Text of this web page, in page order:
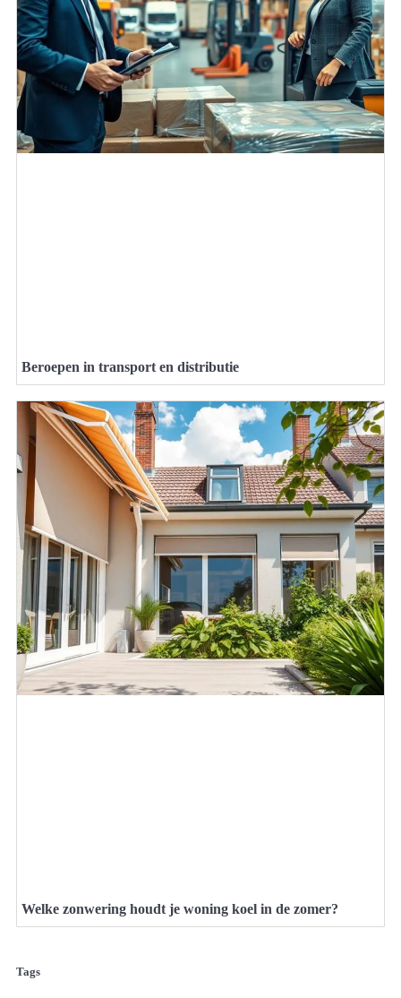
Beroepen in transport en distributie
Welke zonwering houdt je woning koel in de zomer?
Tags